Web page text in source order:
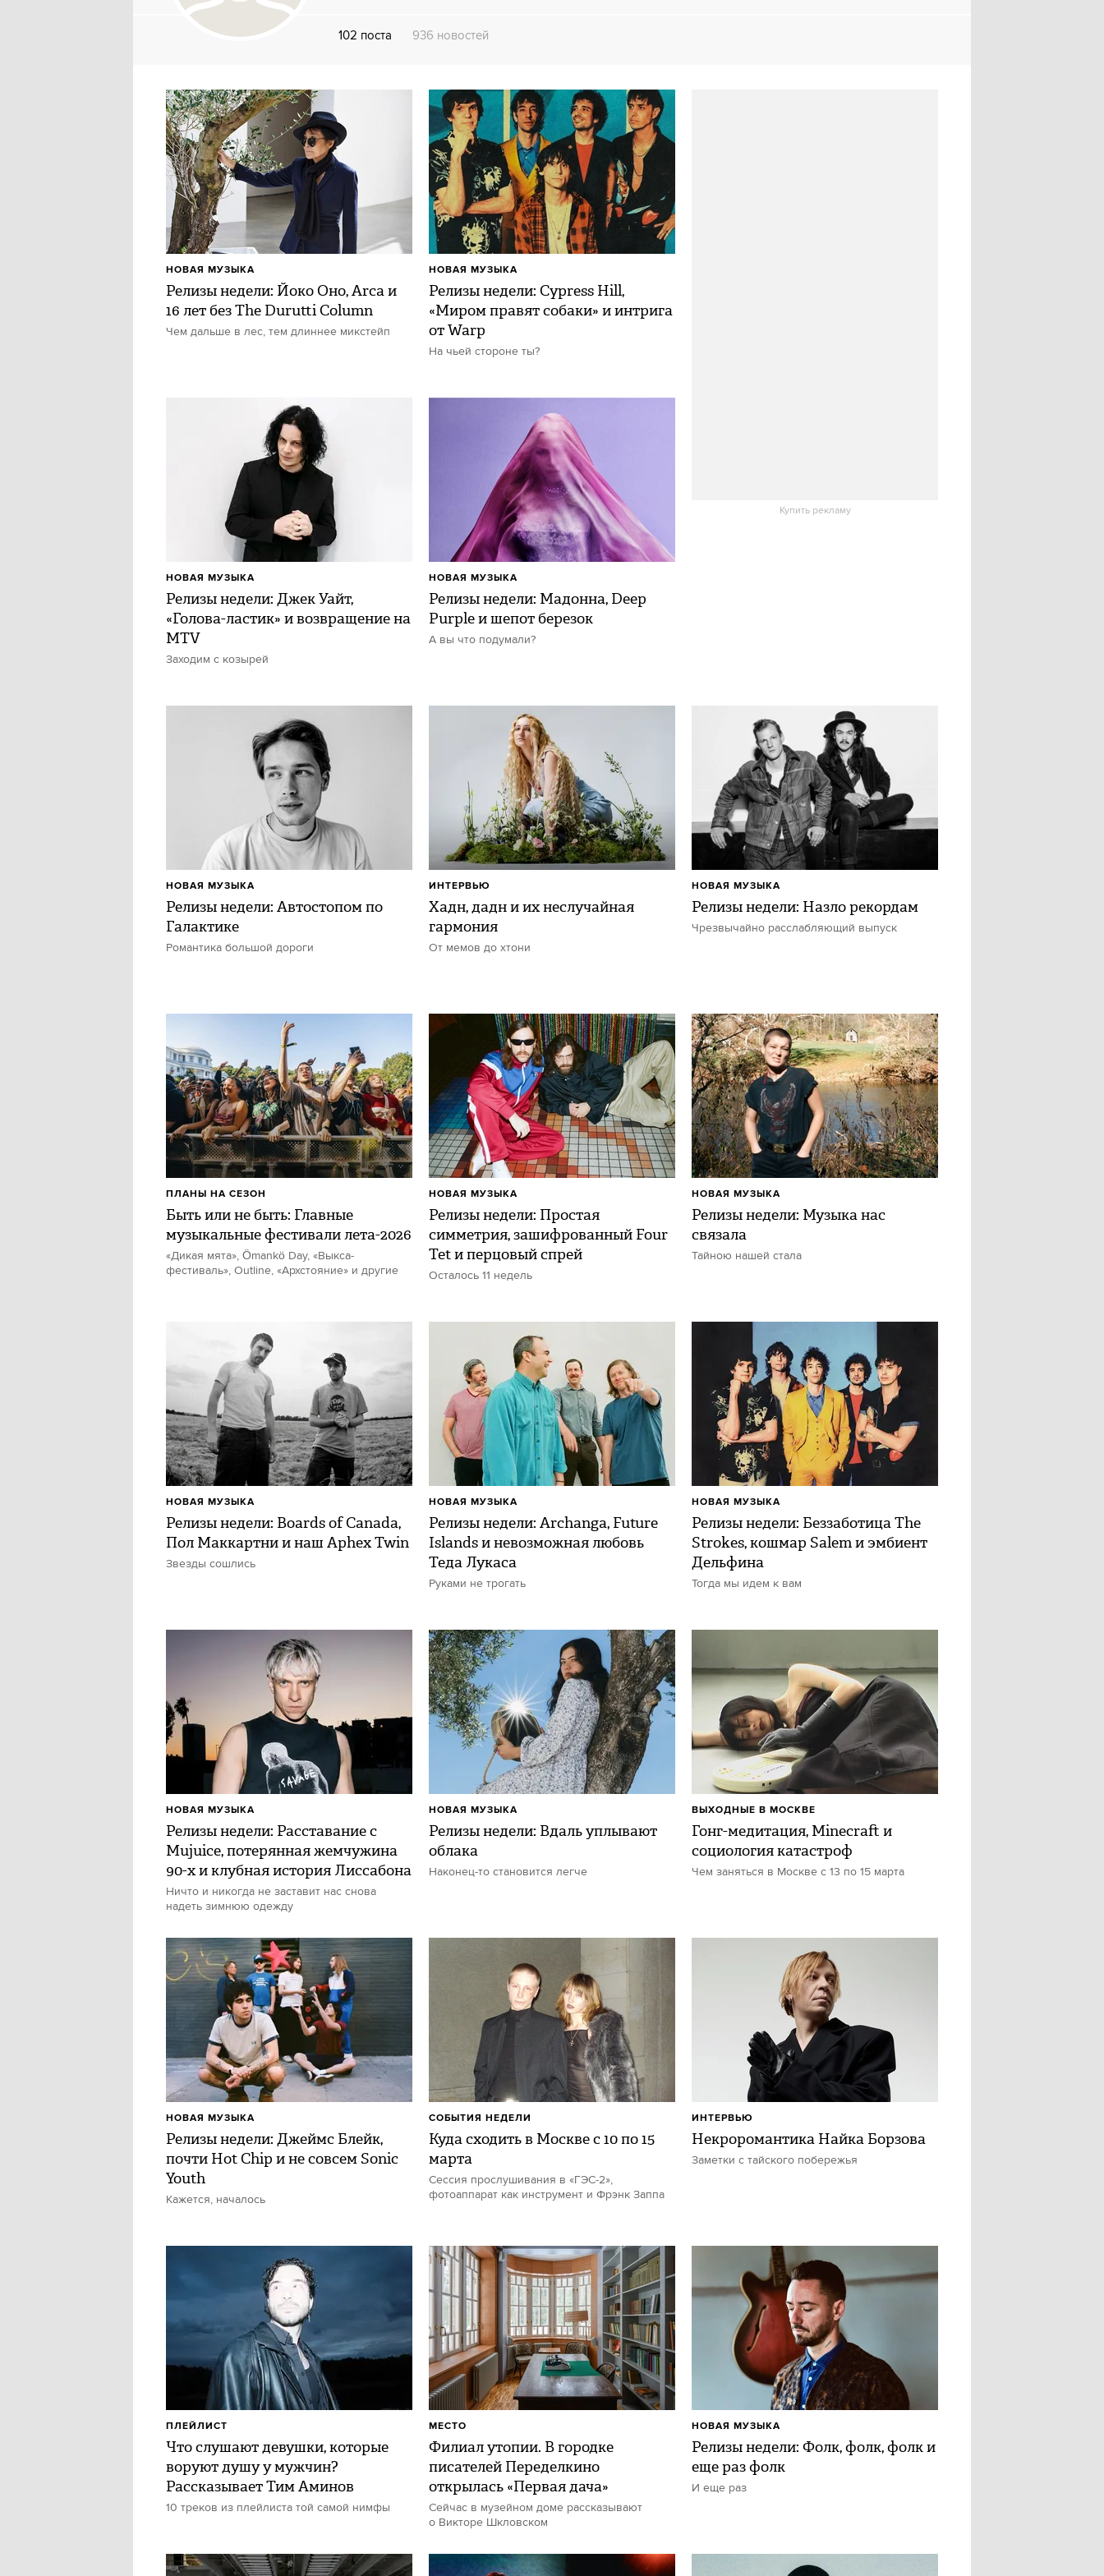
102 поста 936 новостей
Купить рекламу
Релизы недели: Йоко Оно, Arca и
16 лет без The Durutti Column
Чем дальше в лес, тем длиннее микстейп
НОВАЯ МУЗЫКА
Релизы недели: Cypress Hill,
«Миром правят собаки» и интрига
от Warp
На чьей стороне ты?
НОВАЯ МУЗЫКА
Релизы недели: Джек Уайт,
«Голова-ластик» и возвращение на
MTV
Заходим с козырей
НОВАЯ МУЗЫКА
Релизы недели: Мадонна, Deep
Purple и шепот березок
А вы что подумали?
НОВАЯ МУЗЫКА
Релизы недели: Автостопом по
Галактике
Романтика большой дороги
НОВАЯ МУЗЫКА
Хадн, дадн и их неслучайная
гармония
От мемов до хтони
ИНТЕРВЬЮ
Релизы недели: Назло рекордам
Чрезвычайно расслабляющий выпуск
НОВАЯ МУЗЫКА
Быть или не быть: Главные
музыкальные фестивали лета-2026
«Дикая мята», Ömankö Day, «Выкса-
фестиваль», Outline, «Архстояние» и другие
ПЛАНЫ НА СЕЗОН
Релизы недели: Простая
симметрия, зашифрованный Four
Tet и перцовый спрей
Осталось 11 недель
НОВАЯ МУЗЫКА
Релизы недели: Музыка нас
связала
Тайною нашей стала
НОВАЯ МУЗЫКА
Релизы недели: Boards of Canada,
Пол Маккартни и наш Aphex Twin
Звезды сошлись
НОВАЯ МУЗЫКА
Релизы недели: Archanga, Future
Islands и невозможная любовь
Теда Лукаса
Руками не трогать
НОВАЯ МУЗЫКА
Релизы недели: Беззаботица The
Strokes, кошмар Salem и эмбиент
Дельфина
Тогда мы идем к вам
НОВАЯ МУЗЫКА
Релизы недели: Расставание с
Mujuice, потерянная жемчужина
90-х и клубная история Лиссабона
Ничто и никогда не заставит нас снова
надеть зимнюю одежду
НОВАЯ МУЗЫКА
Релизы недели: Вдаль уплывают
облака
Наконец-то становится легче
НОВАЯ МУЗЫКА
Гонг-медитация, Minecraft и
социология катастроф
Чем заняться в Москве с 13 по 15 марта
ВЫХОДНЫЕ В МОСКВЕ
Релизы недели: Джеймс Блейк,
почти Hot Chip и не совсем Sonic
Youth
Кажется, началось
НОВАЯ МУЗЫКА
Куда сходить в Москве с 10 по 15
марта
Сессия прослушивания в «ГЭС-2»,
фотоаппарат как инструмент и Фрэнк Заппа
СОБЫТИЯ НЕДЕЛИ
Некроромантика Найка Борзова
Заметки с тайского побережья
ИНТЕРВЬЮ
Что слушают девушки, которые
воруют душу у мужчин?
Рассказывает Тим Аминов
10 треков из плейлиста той самой нимфы
ПЛЕЙЛИСТ
Филиал утопии. В городке
писателей Переделкино
открылась «Первая дача»
Сейчас в музейном доме рассказывают
о Викторе Шкловском
МЕСТО
Релизы недели: Фолк, фолк, фолк и
еще раз фолк
И еще раз
НОВАЯ МУЗЫКА